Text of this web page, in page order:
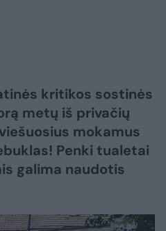
kritikos sostinės
metų iš privačių
mokamus
Penki tualetai
galima naudotis